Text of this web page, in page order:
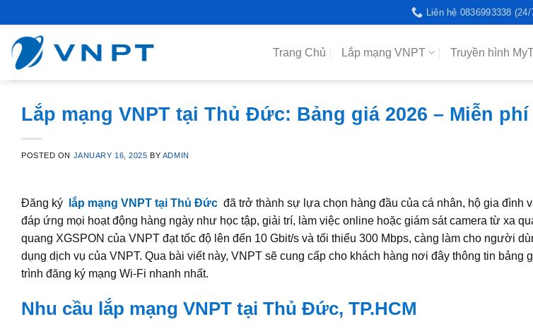
to
content
Liên hệ 0836993338 (24/
Trang Chủ Lắp mạng VNPT Truyền hình
Lắp mạng VNPT tại Thủ Đức: Bảng giá 2026 – Miễn phí
POSTED ON JANUARY 16, 2025 BY ADMIN
Đăng ký lắp mạng VNPT tại Thủ Đức đã trở thành sự lựa chọn hàng đầu của cá nhân, hộ gia đình
đáp ứng mọi hoạt động hàng ngày như học tập, giải trí, làm việc online hoặc giám sát camera từ xa
quang XGSPON của VNPT đạt tốc độ lên đến 10 Gbit/s và tối thiểu 300 Mbps, càng làm cho người
dụng dịch vụ của VNPT. Qua bài viết này, VNPT sẽ cung cấp cho khách hàng nơi đây thông tin bảng
trình đăng ký mạng Wi‑Fi nhanh nhất.
Nhu cầu lắp mạng VNPT tại Thủ Đức, TP.HCM